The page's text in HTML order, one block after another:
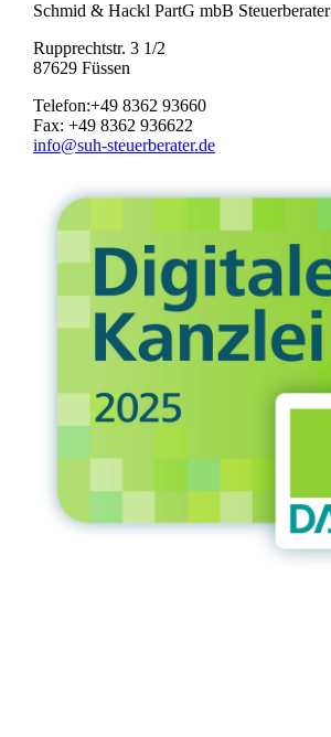
Schmid & Hackl PartG mbB Steuerberater
Rupprechtstr. 3 1/2
87629 Füssen
Telefon:+49 8362 93660
Fax: +49 8362 936622
info@suh-steuerberater.de